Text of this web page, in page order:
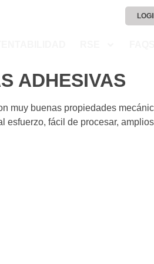
ADHESIVAS
muy buenas propiedades
fácil de procesar,